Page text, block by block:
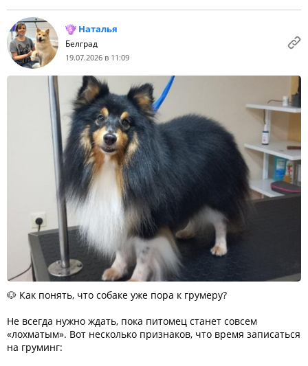
Наталья
Белград
19.07.2026 в 11:09
🐶 Как понять, что собаке уже пора к грумеру?
Не всегда нужно ждать, пока питомец станет совсем
«лохматым». Вот несколько признаков, что время записаться
на груминг: